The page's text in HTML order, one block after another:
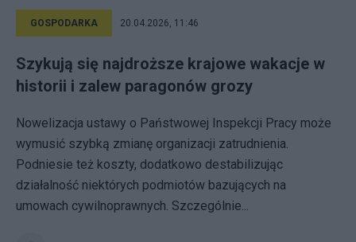
GOSPODARKA 20.04.2026, 11:46
Szykują się najdroższe krajowe wakacje w
historii i zalew paragonów grozy
Nowelizacja ustawy o Państwowej Inspekcji Pracy może
wymusić szybką zmianę organizacji zatrudnienia.
Podniesie też koszty, dodatkowo destabilizując
działalność niektórych podmiotów bazujących na
umowach cywilnoprawnych. Szczególnie...